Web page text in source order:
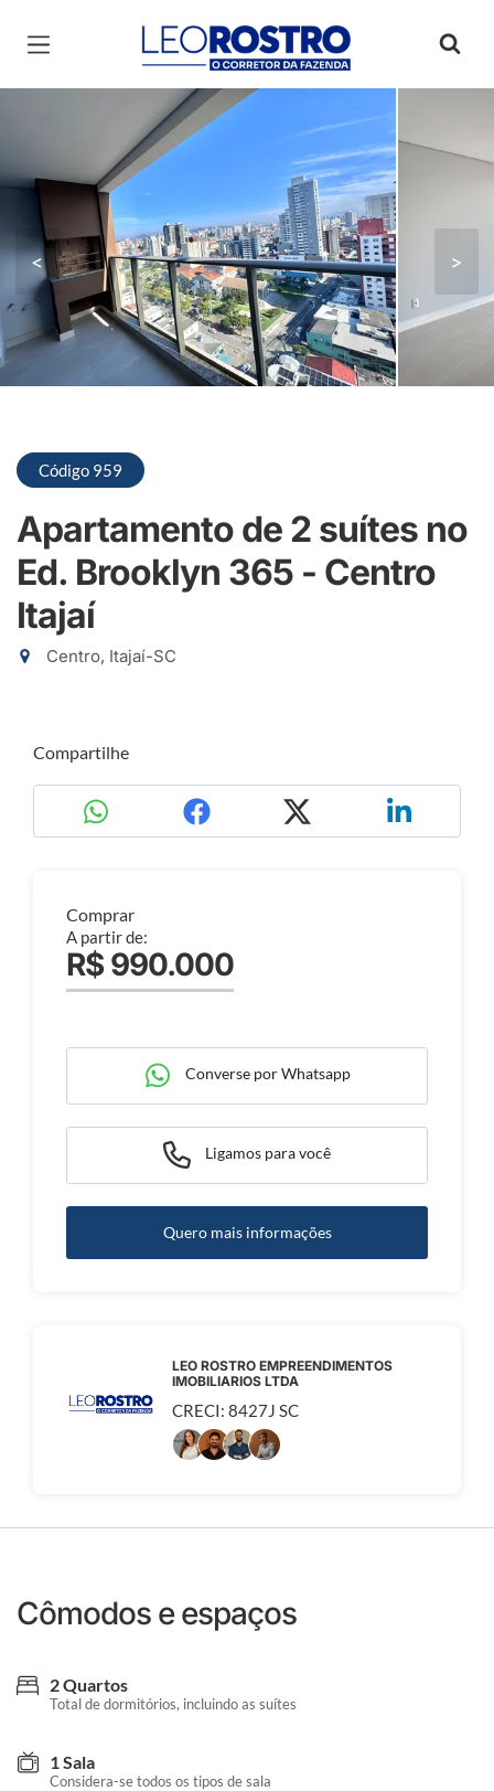
Página inicial
< >
Código 959
Apartamento de 2 suítes no
Ed. Brooklyn 365 - Centro
Itajaí
Centro, Itajaí-SC
Compartilhe
Comprar
A partir de:
R$ 990.000
Converse por Whatsapp
Ligamos para você
Quero mais informações
LEO ROSTRO EMPREENDIMENTOS
IMOBILIARIOS LTDA
CRECI: 8427J SC
Cômodos e espaços
2 Quartos
Total de dormitórios, incluindo as suítes
1 Sala
Considera-se todos os tipos de sala